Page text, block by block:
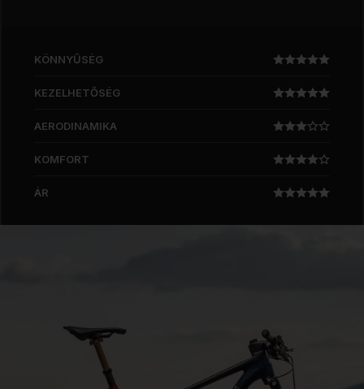
KÖNNYŰSÉG
KEZELHETŐSÉG
AERODINAMIKA
KOMFORT
ÁR